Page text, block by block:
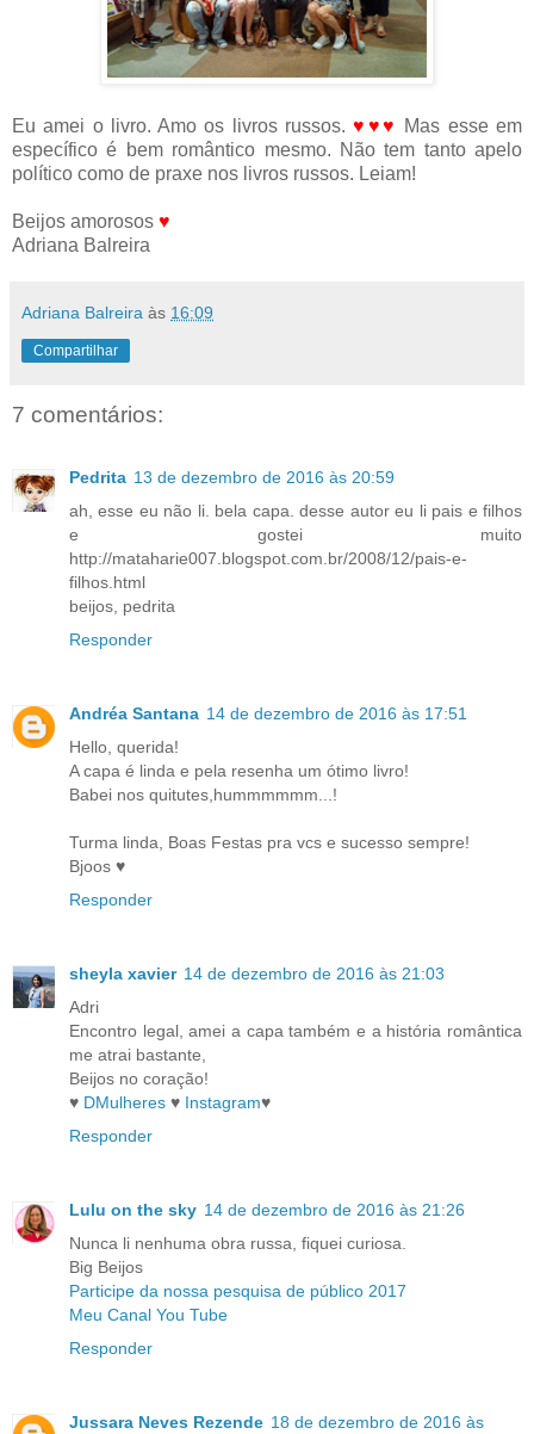
Eu amei o livro. Amo os livros russos.♥♥♥
Mas esse em
específico é bem romântico mesmo. Não tem tanto apelo
político como de praxe nos livros russos. Leiam!
Beijos amorosos ♥
Adriana Balreira
Adriana Balreira às 16:09
Compartilhar
7 comentários:
Pedrita 13 de dezembro de 2016 às 20:59
ah, esse eu não li. bela capa. desse autor eu li pais e filhos
e gostei muito
http://mataharie007.blogspot.com.br/2008/12/pais-e-
filhos.html
beijos, pedrita
Responder
Andréa Santana 14 de dezembro de 2016 às 17:51
Hello, querida!
A capa é linda e pela resenha um ótimo livro!
Babei nos quitutes,hummmmmm...!
Turma linda, Boas Festas pra vcs e sucesso sempre!
Bjoos ♥
Responder
sheyla xavier 14 de dezembro de 2016 às 21:03
Adri
Encontro legal, amei a capa também e a história romântica
me atrai bastante,
Beijos no coração!
♥ DMulheres ♥ Instagram♥
Responder
Lulu on the sky 14 de dezembro de 2016 às 21:26
Nunca li nenhuma obra russa, fiquei curiosa.
Big Beijos
Participe da nossa pesquisa de público 2017
Meu Canal You Tube
Responder
Jussara Neves Rezende 18 de dezembro de 2016 às